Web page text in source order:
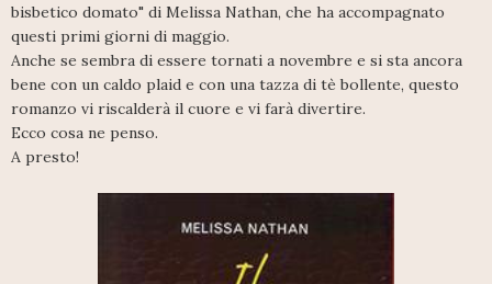
bisbetico domato" di Melissa Nathan, che ha accompagnato
questi primi giorni di maggio.
Anche se sembra di essere tornati a novembre e si sta ancora
bene con un caldo plaid e con una tazza di tè bollente, questo
romanzo vi riscalderà il cuore e vi farà divertire.
Ecco cosa ne penso.
A presto!